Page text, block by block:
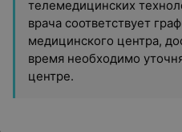
телемедицинских
врача соответствует
медицинского центра,
время необходимо
центре.